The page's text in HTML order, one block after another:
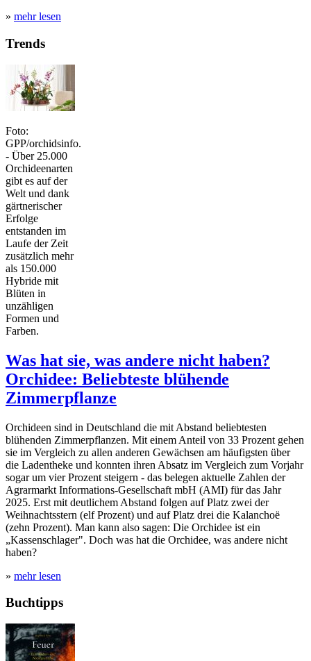
» mehr lesen
Trends
Foto:
GPP/orchidsinfo.
- Über 25.000
Orchideenarten
gibt es auf der
Welt und dank
gärtnerischer
Erfolge
entstanden im
Laufe der Zeit
zusätzlich mehr
als 150.000
Hybride mit
Blüten in
unzähligen
Formen und
Farben.
Was hat sie, was andere nicht haben?
Orchidee: Beliebteste blühende
Zimmerpflanze
Orchideen sind in Deutschland die mit Abstand beliebtesten
blühenden Zimmerpflanzen. Mit einem Anteil von 33 Prozent gehen
sie im Vergleich zu allen anderen Gewächsen am häufigsten über
die Ladentheke und konnten ihren Absatz im Vergleich zum Vorjahr
sogar um vier Prozent steigern - das belegen aktuelle Zahlen der
Agrarmarkt Informations-Gesellschaft mbH (AMI) für das Jahr
2025. Erst mit deutlichem Abstand folgen auf Platz zwei der
Weihnachtsstern (elf Prozent) und auf Platz drei die Kalanchoё
(zehn Prozent). Man kann also sagen: Die Orchidee ist ein
„Kassenschlager". Doch was hat die Orchidee, was andere nicht
haben?
» mehr lesen
Buchtipps